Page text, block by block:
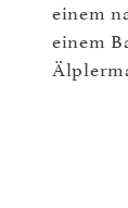
einem
einem